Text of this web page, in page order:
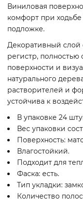
Виниловая
комфорт при ходьбе
подложке.
Декоративный слой
регистр, полностью
поверхности и
натурального
растворителей и
устойчива к
В упаковке 24
Вес упаковки
Поверхность:
Влагостойкий.
Подходит для
Фаска: есть.
Тип укладки:
Количество